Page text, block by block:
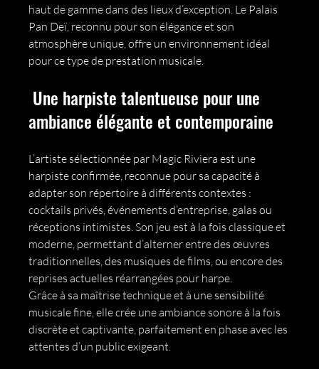
haut de gamme dans des lieux d’exception. Le Palais
Pan Deï, reconnu pour son élégance et son
atmosphère unique, offre un environnement idéal
pour ce type de prestation musicale.
Une harpiste talentueuse pour une
ambiance élégante et contemporaine
L’artiste sélectionnée par Magic Riviera est une
harpiste confirmée, reconnue pour sa capacité à
adapter son répertoire à différents contextes :
cocktails privés, événements d’entreprise, galas ou
réceptions intimistes. Son jeu est à la fois classique et
moderne, permettant d’alterner entre des œuvres
traditionnelles, des musiques de films, ou encore des
reprises actuelles réarrangées pour harpe.
Grâce à sa maîtrise technique et à une sensibilité
musicale fine, elle crée une ambiance sonore à la fois
discrète et captivante, parfaitement en phase avec les
attentes d’un public exigeant.